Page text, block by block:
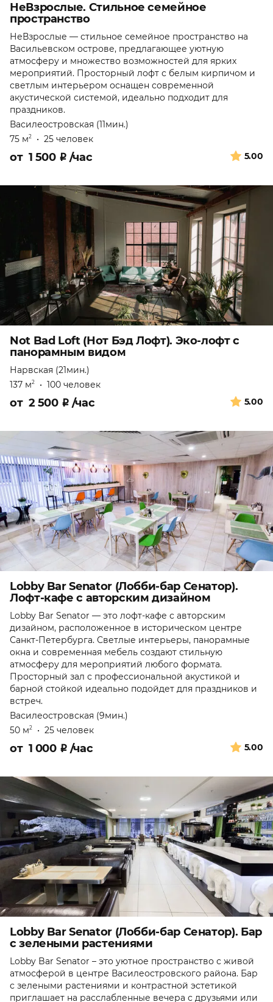
НеВзрослые. Стильное семейное
пространство
НеВзрослые — стильное семейное пространство на
Васильевском острове, предлагающее уютную
атмосферу и множество возможностей для ярких
мероприятий. Просторный лофт с белым кирпичом и
светлым интерьером оснащен современной
акустической системой, идеально подходит для
праздников.
Василеостровская (11мин.)
75 м2 • 25 человек
5.00
от 1 500 ₽ /час
Not Bad Loft (Нот Бэд Лофт). Эко-лофт с
панорамным видом
Нарвская (21мин.)
137 м2 • 100 человек
5.00
от 2 500 ₽ /час
Lobby Bar Senator (Лобби-бар Сенатор).
Лофт-кафе с авторским дизайном
Lobby Bar Senator — это лофт-кафе с авторским
дизайном, расположенное в историческом центре
Санкт-Петербурга. Светлые интерьеры, панорамные
окна и современная мебель создают стильную
атмосферу для мероприятий любого формата.
Просторный зал с профессиональной акустикой и
барной стойкой идеально подойдет для праздников и
встреч.
Василеостровская (9мин.)
50 м2 • 25 человек
5.00
от 1 000 ₽ /час
Lobby Bar Senator (Лобби-бар Сенатор). Бар
с зелеными растениями
Lobby Bar Senator – это уютное пространство с живой
атмосферой в центре Василеостровского района. Бар
с зелеными растениями и контрастной эстетикой
приглашает на расслабленные вечера с друзьями или